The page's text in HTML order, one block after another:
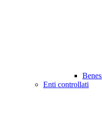
Enti controllati